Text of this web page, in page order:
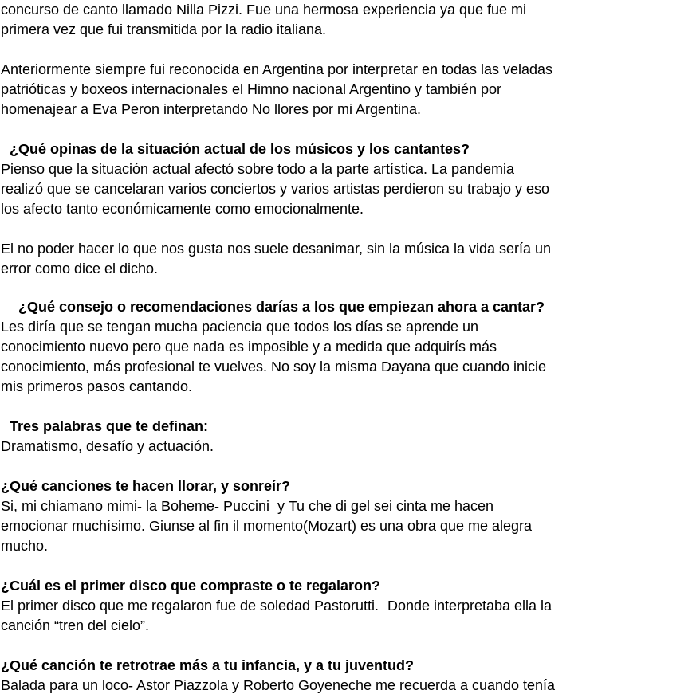
concurso de canto llamado Nilla Pizzi. Fue una hermosa experiencia ya que fue mi
primera vez que fui transmitida por la radio italiana.
Anteriormente siempre fui reconocida en Argentina por interpretar en todas las veladas
patrióticas y boxeos internacionales el Himno nacional Argentino y también por
homenajear a Eva Peron interpretando No llores por mi Argentina.
¿Qué opinas de la situación actual de los músicos y los cantantes?
Pienso que la situación actual afectó sobre todo a la parte artística. La pandemia
realizó que se cancelaran varios conciertos y varios artistas perdieron su trabajo y eso
los afecto tanto económicamente como emocionalmente.
El no poder hacer lo que nos gusta nos suele desanimar, sin la música la vida sería un
error como dice el dicho.
¿Qué consejo o recomendaciones darías a los que empiezan ahora a cantar?
Les diría que se tengan mucha paciencia que todos los días se aprende un
conocimiento nuevo pero que nada es imposible y a medida que adquirís más
conocimiento, más profesional te vuelves. No soy la misma Dayana que cuando inicie
mis primeros pasos cantando.
Tres palabras que te definan:
Dramatismo, desafío y actuación.
¿Qué canciones te hacen llorar, y sonreír?
Si, mi chiamano mimi- la Boheme- Puccini y Tu che di gel sei cinta me hacen
emocionar muchísimo. Giunse al fin il momento(Mozart) es una obra que me alegra
mucho.
¿Cuál es el primer disco que compraste o te regalaron?
El primer disco que me regalaron fue de soledad Pastorutti. Donde interpretaba ella la
canción “tren del cielo”.
¿Qué canción te retrotrae más a tu infancia, y a tu juventud?
Balada para un loco- Astor Piazzola y Roberto Goyeneche me recuerda a cuando tenía